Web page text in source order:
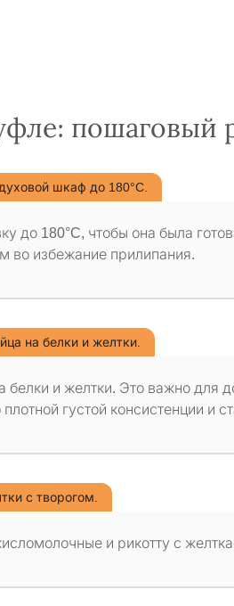
пошаговый
шкаф до 180°C.
до 180°C, чтобы она была
во избежание прилипания.
на белки и желтки.
белки и желтки. Это важно для
густой консистенции и
с творогом.
и рикотту с